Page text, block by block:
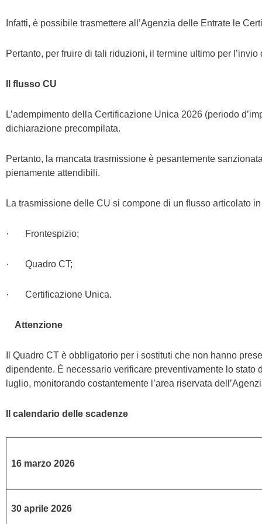
Infatti, è possibile trasmettere all’Agenzia delle Entrate le
Pertanto, per fruire di tali riduzioni, il termine ultimo per
Il flusso CU
L’adempimento della Certificazione Unica 2026 (periodo
dichiarazione precompilata.
Pertanto, la mancata trasmissione è pesantemente
pienamente attendibili.
La trasmissione delle CU si compone di un flusso articolato
· Frontespizio;
· Quadro CT;
· Certificazione Unica.
Attenzione
Il Quadro CT è obbligatorio per i sostituti che non hanno
dipendente. È necessario verificare preventivamente lo
luglio, monitorando costantemente l’area riservata
Il calendario delle scadenze
16 marzo 2026
30 aprile 2026